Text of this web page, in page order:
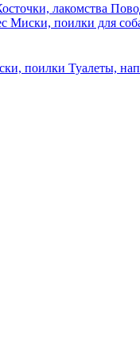
лакомства
Миски, поилки для
поилки Туалеты,